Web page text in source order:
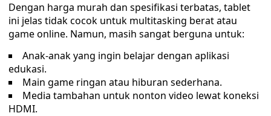
Dengan harga murah dan spesifikasi terbatas, tablet
ini jelas tidak cocok untuk multitasking berat atau
game online. Namun, masih sangat berguna untuk:
Anak-anak yang ingin belajar dengan aplikasi
edukasi.
Main game ringan atau hiburan sederhana.
Media tambahan untuk nonton video lewat koneksi
HDMI.